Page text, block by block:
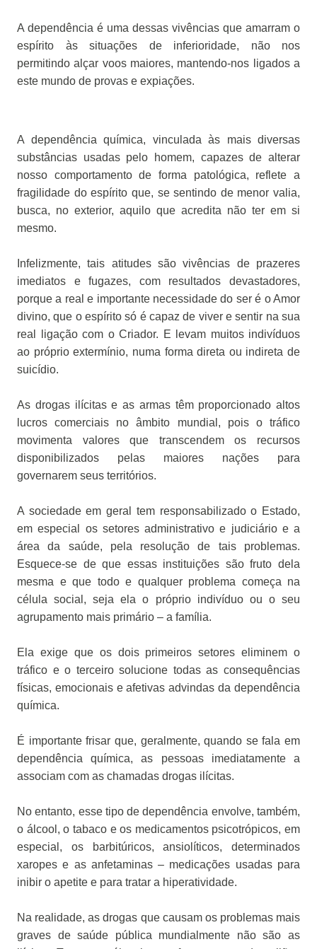
A dependência é uma dessas vivências que amarram o
espírito às situações de inferioridade, não nos
permitindo alçar voos maiores, mantendo-nos ligados a
este mundo de provas e expiações.
A dependência química, vinculada às mais diversas
substâncias usadas pelo homem, capazes de alterar
nosso comportamento de forma patológica, reflete a
fragilidade do espírito que, se sentindo de menor valia,
busca, no exterior, aquilo que acredita não ter em si
mesmo.
Infelizmente, tais atitudes são vivências de prazeres
imediatos e fugazes, com resultados devastadores,
porque a real e importante necessidade do ser é o Amor
divino, que o espírito só é capaz de viver e sentir na sua
real ligação com o Criador. E levam muitos indivíduos
ao próprio extermínio, numa forma direta ou indireta de
suicídio.
As drogas ilícitas e as armas têm proporcionado altos
lucros comerciais no âmbito mundial, pois o tráfico
movimenta valores que transcendem os recursos
disponibilizados pelas maiores nações para
governarem seus territórios.
A sociedade em geral tem responsabilizado o Estado,
em especial os setores administrativo e judiciário e a
área da saúde, pela resolução de tais problemas.
Esquece-se de que essas instituições são fruto dela
mesma e que todo e qualquer problema começa na
célula social, seja ela o próprio indivíduo ou o seu
agrupamento mais primário – a família.
Ela exige que os dois primeiros setores eliminem o
tráfico e o terceiro solucione todas as consequências
físicas, emocionais e afetivas advindas da dependência
química.
É importante frisar que, geralmente, quando se fala em
dependência química, as pessoas imediatamente a
associam com as chamadas drogas ilícitas.
No entanto, esse tipo de dependência envolve, também,
o álcool, o tabaco e os medicamentos psicotrópicos, em
especial, os barbitúricos, ansiolíticos, determinados
xaropes e as anfetaminas – medicações usadas para
inibir o apetite e para tratar a hiperatividade.
Na realidade, as drogas que causam os problemas mais
graves de saúde pública mundialmente não são as